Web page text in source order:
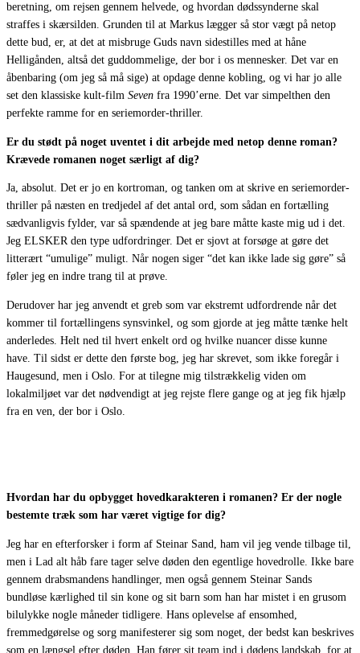
beretning, om rejsen gennem helvede, og hvordan dødssynderne skal
straffes i skærsilden. Grunden til at Markus lægger så stor vægt på netop
dette bud, er, at det at misbruge Guds navn sidestilles med at håne
Helligånden, altså det guddommelige, der bor i os mennesker. Det var en
åbenbaring (om jeg så må sige) at opdage denne kobling, og vi har jo alle
set den klassiske kult-film Seven fra 1990’erne. Det var simpelthen den
perfekte ramme for en seriemorder-thriller.
Er du stødt på noget uventet i dit arbejde med netop denne roman?
Krævede romanen noget særligt af dig?
Ja, absolut. Det er jo en kortroman, og tanken om at skrive en seriemorder-
thriller på næsten en tredjedel af det antal ord, som sådan en fortælling
sædvanligvis fylder, var så spændende at jeg bare måtte kaste mig ud i det.
Jeg ELSKER den type udfordringer. Det er sjovt at forsøge at gøre det
litterært “umulige” muligt. Når nogen siger “det kan ikke lade sig gøre” så
føler jeg en indre trang til at prøve.
Derudover har jeg anvendt et greb som var ekstremt udfordrende når det
kommer til fortællingens synsvinkel, og som gjorde at jeg måtte tænke helt
anderledes. Helt ned til hvert enkelt ord og hvilke nuancer disse kunne
have. Til sidst er dette den første bog, jeg har skrevet, som ikke foregår i
Haugesund, men i Oslo. For at tilegne mig tilstrækkelig viden om
lokalmiljøet var det nødvendigt at jeg rejste flere gange og at jeg fik hjælp
fra en ven, der bor i Oslo.
Hvordan har du opbygget hovedkarakteren i romanen? Er der nogle
bestemte træk som har været vigtige for dig?
Jeg har en efterforsker i form af Steinar Sand, ham vil jeg vende tilbage til,
men i Lad alt håb fare tager selve døden den egentlige hovedrolle. Ikke bare
gennem drabsmandens handlinger, men også gennem Steinar Sands
bundløse kærlighed til sin kone og sit barn som han har mistet i en grusom
bilulykke nogle måneder tidligere. Hans oplevelse af ensomhed,
fremmedgørelse og sorg manifesterer sig som noget, der bedst kan beskrives
som en længsel efter døden. Han fører sit team ind i dødens landskab, for at